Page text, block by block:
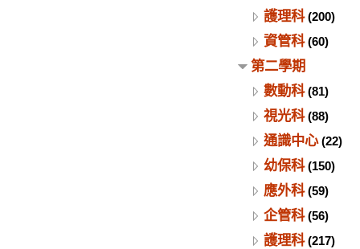
護理科(200)
資管科(60)
第二學期
數動科(81)
視光科(88)
通識中心(22)
幼保科(150)
應外科(59)
企管科(56)
護理科(217)